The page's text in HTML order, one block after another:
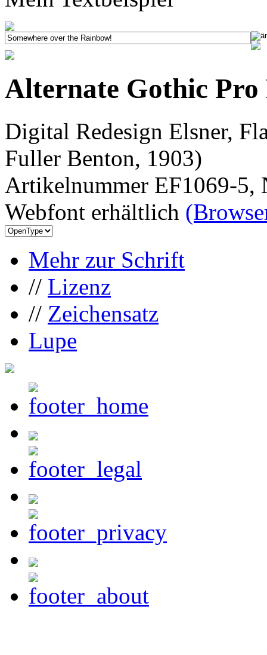
Alternate Gothic Pro
Digital Redesign Elsner,
Fuller Benton, 1903)
Artikelnummer EF1069-5,
Webfont erhältlich
Mehr zur Schrift
// Lizenz
// Zeichensatz
Lupe